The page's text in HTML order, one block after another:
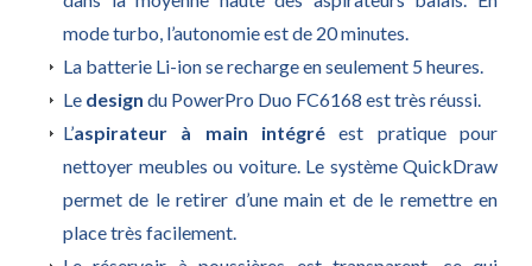
mode turbo, l’autonomie est de 20 minutes.
La batterie Li-ion se recharge en seulement 5 heures.
Le design du PowerPro Duo FC6168 est très réussi.
L’aspirateur à main intégré est pratique pour
nettoyer meubles ou voiture. Le système QuickDraw
permet de le retirer d’une main et de le remettre en
place très facilement.